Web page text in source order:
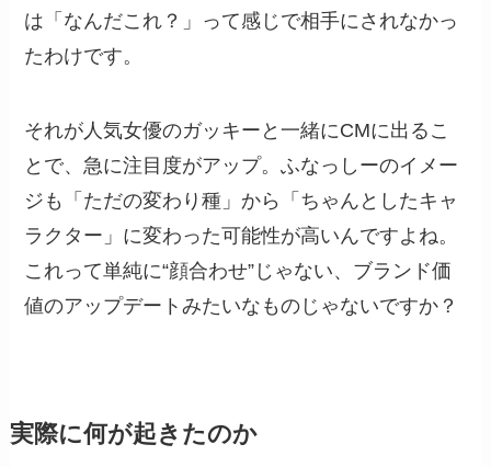
は「なんだこれ？」って感じで相手にされなかっ
たわけです。
それが人気女優のガッキーと一緒にCMに出るこ
とで、急に注目度がアップ。ふなっしーのイメー
ジも「ただの変わり種」から「ちゃんとしたキャ
ラクター」に変わった可能性が高いんですよね。
これって単純に“顔合わせ”じゃない、ブランド価
値のアップデートみたいなものじゃないですか？
実際に何が起きたのか